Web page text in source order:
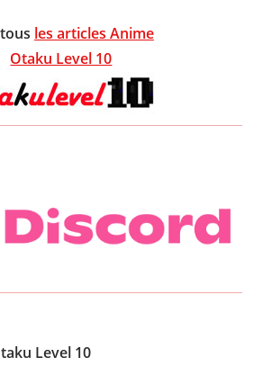
les articles Anime
Otaku Level 10
Level 10